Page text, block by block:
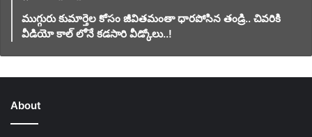
ముగ్గురు కుమార్తెల కోసం జీవితమంతా ధారపోసిన తండ్రి.. చివరికి
వీడియో కాల్ లోనే కడసారి వీడ్కోలు..!
About